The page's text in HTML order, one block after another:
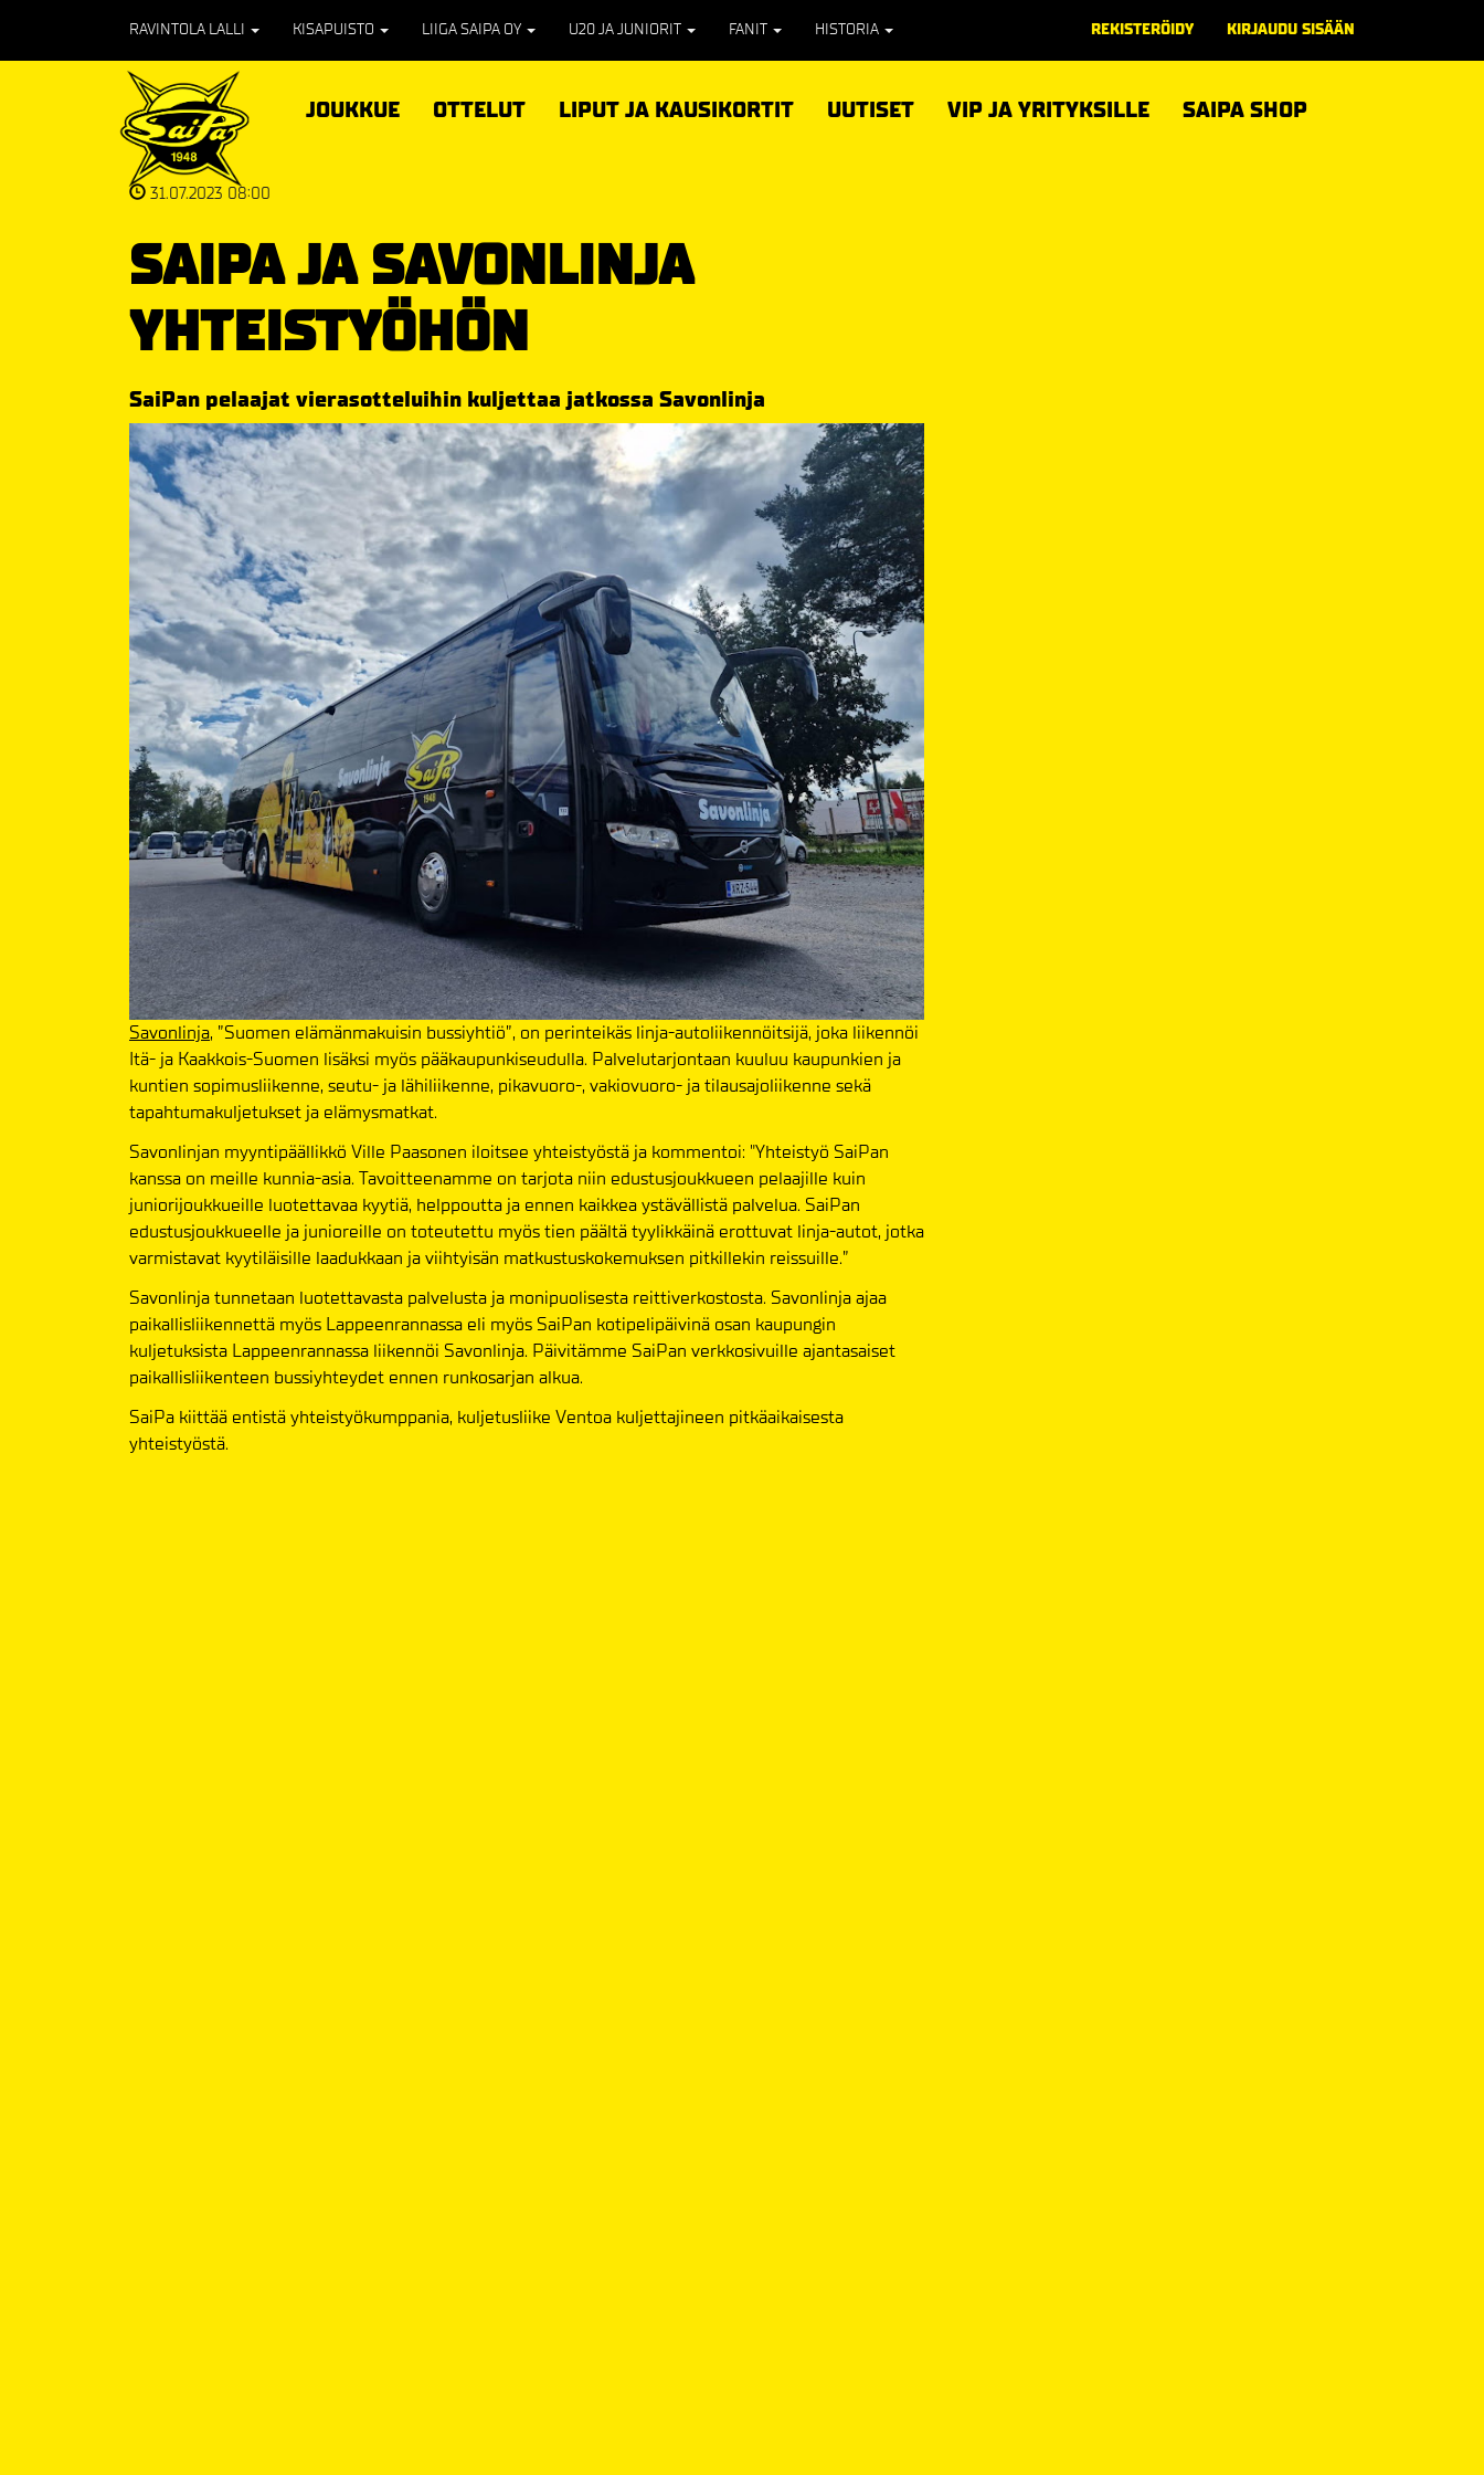
RAVINTOLA LALLI KISAPUISTO LIIGA SAIPA OY U20 JA JUNIORIT FANIT HISTORIA REKISTERÖIDY KIRJAUDU SISÄÄN
JOUKKUE OTTELUT LIPUT JA KAUSIKORTIT UUTISET VIP JA YRITYKSILLE SAIPA SHOP
31.07.2023 08:00
SAIPA JA SAVONLINJA
YHTEISTYÖHÖN
SaiPan pelaajat vierasotteluihin kuljettaa jatkossa Savonlinja
Savonlinja, ”Suomen elämänmakuisin bussiyhtiö”, on perinteikäs linja-autoliikennöitsijä, joka liikennöi
Itä- ja Kaakkois-Suomen lisäksi myös pääkaupunkiseudulla. Palvelutarjontaan kuuluu kaupunkien ja
kuntien sopimusliikenne, seutu- ja lähiliikenne, pikavuoro-, vakiovuoro- ja tilausajoliikenne sekä
tapahtumakuljetukset ja elämysmatkat.
Savonlinjan myyntipäällikkö Ville Paasonen iloitsee yhteistyöstä ja kommentoi: "Yhteistyö SaiPan
kanssa on meille kunnia-asia. Tavoitteenamme on tarjota niin edustusjoukkueen pelaajille kuin
juniorijoukkueille luotettavaa kyytiä, helppoutta ja ennen kaikkea ystävällistä palvelua. SaiPan
edustusjoukkueelle ja junioreille on toteutettu myös tien päältä tyylikkäinä erottuvat linja-autot, jotka
varmistavat kyytiläisille laadukkaan ja viihtyisän matkustuskokemuksen pitkillekin reissuille.”
Savonlinja tunnetaan luotettavasta palvelusta ja monipuolisesta reittiverkostosta. Savonlinja ajaa
paikallisliikennettä myös Lappeenrannassa eli myös SaiPan kotipelipäivinä osan kaupungin
kuljetuksista Lappeenrannassa liikennöi Savonlinja. Päivitämme SaiPan verkkosivuille ajantasaiset
paikallisliikenteen bussiyhteydet ennen runkosarjan alkua.
SaiPa kiittää entistä yhteistyökumppania, kuljetusliike Ventoa kuljettajineen pitkäaikaisesta
yhteistyöstä.